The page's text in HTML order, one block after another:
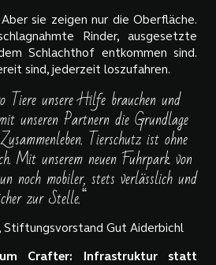
sie zeigen nur die Oberfläche.
Rinder, ausgesetzte
Schlachthof entkommen sind.
sind, jederzeit loszufahren.
Tiere unsere Hilfe brauchen und
unseren Partnern die Grundlage
Tierschutz ist ohne
Mit unserem neuen Fuhrpark von
noch mobiler, stets verlässlich und
zur Stelle.“
Stiftungsvorstand Gut Aiderbichl
Crafter: Infrastruktur statt